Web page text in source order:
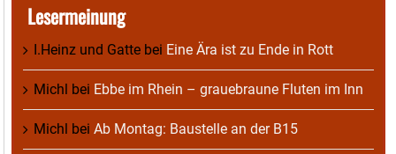
Lesermeinung
I.Heinz und Gatte bei Eine Ära ist zu Ende in Rott
Michl bei Ebbe im Rhein – grauebraune Fluten im Inn
Michl bei Ab Montag: Baustelle an der B15